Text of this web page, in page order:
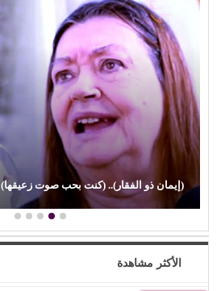
(إيمان ذو الفقار).. (كنت بحب صوت زعيقها)
الأكثر مشاهدة